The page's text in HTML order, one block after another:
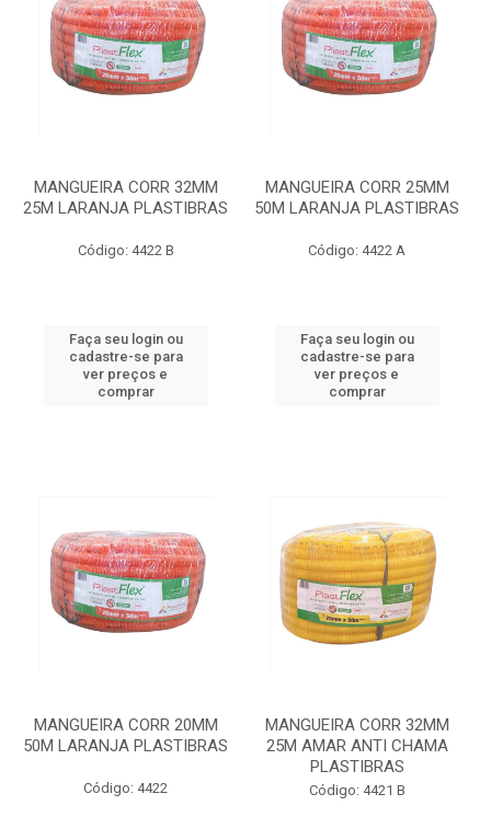
MANGUEIRA CORR 32MM
25M LARANJA PLASTIBRAS
Código: 4422 B
Faça seu login ou
cadastre-se para
ver preços e
comprar
MANGUEIRA CORR 25MM
50M LARANJA PLASTIBRAS
Código: 4422 A
Faça seu login ou
cadastre-se para
ver preços e
comprar
MANGUEIRA CORR 20MM
50M LARANJA PLASTIBRAS
Código: 4422
MANGUEIRA CORR 32MM
25M AMAR ANTI CHAMA
PLASTIBRAS
Código: 4421 B